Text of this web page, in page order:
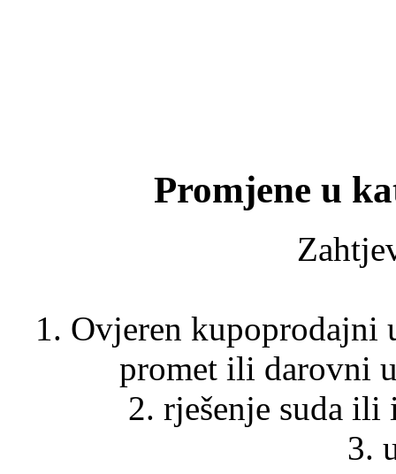
Promjene u
1. Ovjeren kupoprodajni
promet ili darovni
2. rješenje suda ili
3.